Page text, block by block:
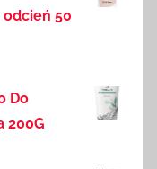
odcień 50
Do
200G